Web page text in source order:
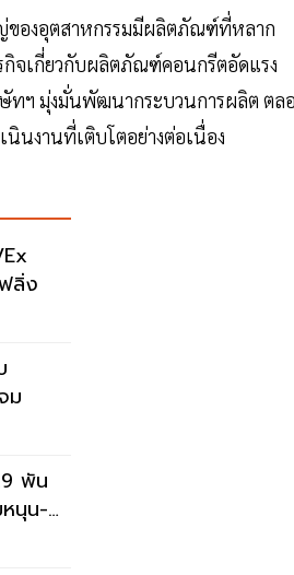
ของอุตสาหกรรมมีผลิตภัณฑ์ที่หลาก
จเกี่ยวกับผลิตภัณฑ์คอนกรีตอัดแรง
ทฯ มุ่งมั่นพัฒนากระบวนการผลิต ตล
งานที่เติบโตอย่างต่อเนื่อง
ลิ่ง
ม
พัน
นุน-